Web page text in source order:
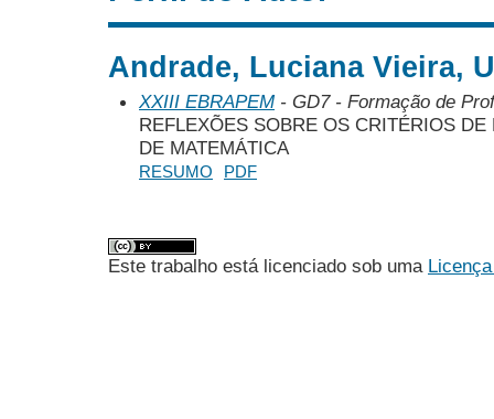
Andrade, Luciana Vieira,
XXIII EBRAPEM - GD7 - Formação de
REFLEXÕES SOBRE OS CRITÉRIOS
DE MATEMÁTICA
RESUMO PDF
Este trabalho está licenciado sob uma